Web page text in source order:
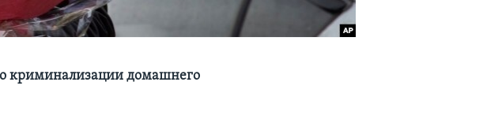
криминализации домашнего